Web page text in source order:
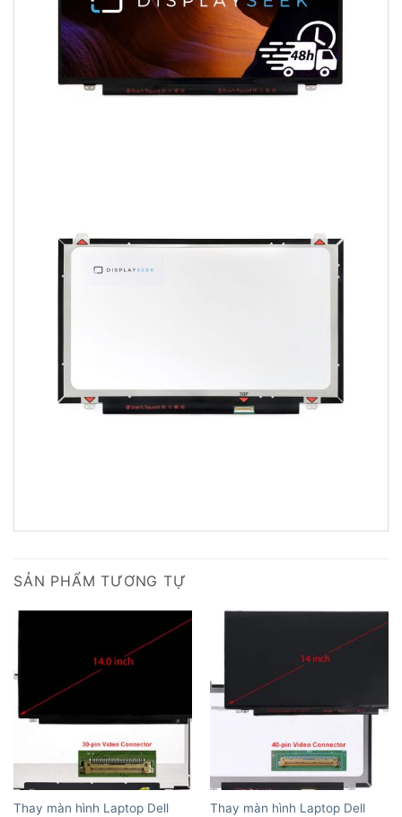
SẢN PHẨM TƯƠNG TỰ
Thay màn hình Laptop Dell
Thay màn hình Laptop Dell